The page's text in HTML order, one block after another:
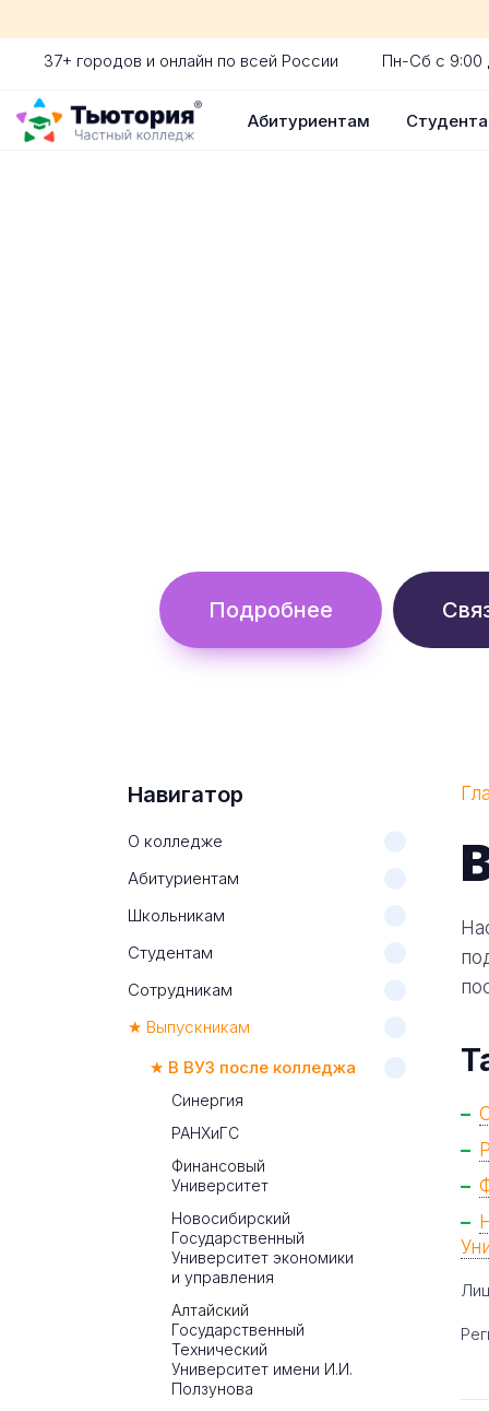
37+ городов и онлайн по всей России Пн-Сб с 9:00
Абитуриентам
Подробнее
Навигатор
О колледже
Абитуриентам
Школьникам
Студентам
Сотрудникам
★ Выпускникам
★ В ВУЗ после колледжа
Синергия
РАНХиГС
Финансовый
Университет
Новосибирский
Государственный
Университет экономики
и управления
Алтайский
Государственный
Технический
Университет имени И.И.
Ползунова